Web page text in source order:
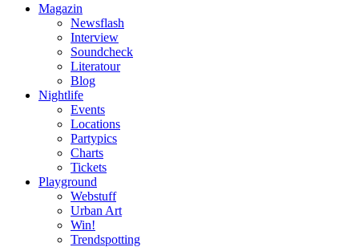
Magazin
Newsflash
Interview
Soundcheck
Literatour
Blog
Nightlife
Events
Locations
Partypics
Charts
Tickets
Playground
Webstuff
Urban Art
Win!
Trendspotting